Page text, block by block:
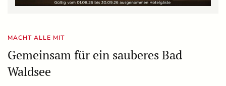
MACHT ALLE MIT
Gemeinsam für ein sauberes Bad
Waldsee